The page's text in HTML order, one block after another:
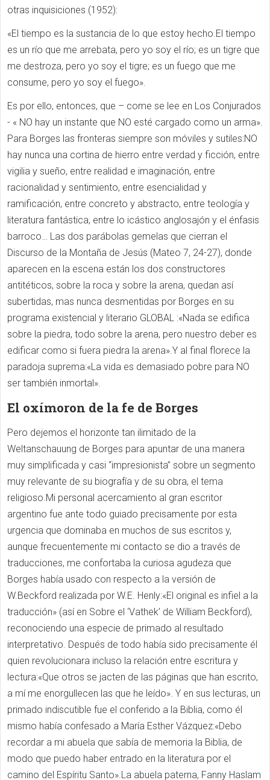
otras inquisiciones (1952):
«El tiempo es la sustancia de lo que estoy hecho.El tiempo
es un río que me arrebata, pero yo soy el río; es un tigre que
me destroza, pero yo soy el tigre; es un fuego que me
consume, pero yo soy el fuego».
Es por ello, entonces, que – come se lee en Los Conjurados
- « NO hay un instante que NO esté cargado como un arma».
Para Borges las fronteras siempre son móviles y sutiles:NO
hay nunca una cortina de hierro entre verdad y ficción, entre
vigilia y sueño, entre realidad e imaginación, entre
racionalidad y sentimiento, entre esencialidad y
ramificación, entre concreto y abstracto, entre teología y
literatura fantástica, entre lo icástico anglosajón y el énfasis
barroco… Las dos parábolas gemelas que cierran el
Discurso de la Montaña de Jesús (Mateo 7, 24-27), donde
aparecen en la escena están los dos constructores
antitéticos, sobre la roca y sobre la arena, quedan así
subertidas, mas nunca desmentidas por Borges en su
programa existencial y literario GLOBAL :«Nada se edifica
sobre la piedra, todo sobre la arena, pero nuestro deber es
edificar como si fuera piedra la arena».Y al final florece la
paradoja suprema:«La vida es demasiado pobre para NO
ser también inmortal».
El oxímoron de la fe de Borges
Pero dejemos el horizonte tan ilimitado de la
Weltanschauung de Borges para apuntar de una manera
muy simplificada y casi “impresionista” sobre un segmento
muy relevante de su biografía y de su obra, el tema
religioso.Mi personal acercamiento al gran escritor
argentino fue ante todo guiado precisamente por esta
urgencia que dominaba en muchos de sus escritos y,
aunque frecuentemente mi contacto se dio a través de
traducciones, me confortaba la curiosa agudeza que
Borges había usado con respecto a la versión de
W.Beckford realizada por W.E. Henly:«El original es infiel a la
traducción» (así en Sobre el ‘Vathek’ de William Beckford),
reconociendo una especie de primado al resultado
interpretativo. Después de todo había sido precisamente él
quien revolucionara incluso la relación entre escritura y
lectura:«Que otros se jacten de las páginas que han escrito,
a mí me enorgullecen las que he leído». Y en sus lecturas, un
primado indiscutible fue el conferido a la Biblia, como él
mismo había confesado a María Esther Vázquez:«Debo
recordar a mi abuela que sabía de memoria la Biblia, de
modo que puedo haber entrado en la literatura por el
camino del Espíritu Santo».La abuela paterna, Fanny Haslam